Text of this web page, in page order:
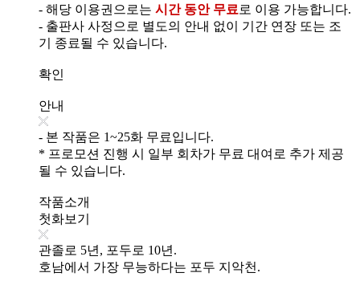
- 해당 이용권으로는 시간 동안 무료 로 이용 가능합니다.
- 출판사 사정으로 별도의 안내 없이 기간 연장 또는 조
기 종료될 수 있습니다.
확인
안내
- 본 작품은 1~25화 무료입니다.
* 프로모션 진행 시 일부 회차가 무료 대여로 추가 제공
될 수 있습니다.
작품소개
첫화보기
관졸로 5년, 포두로 10년.
호남에서 가장 무능하다는 포두 지악천.